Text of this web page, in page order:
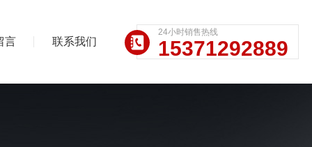
言 联系我们
24小时销售热线
15371292889